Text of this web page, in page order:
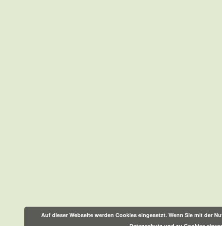
Auf dieser Webseite werden Cookies eingesetzt. Wenn Sie mit der